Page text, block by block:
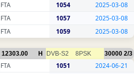
FTA 1054
2025-03-08
FTA 1057
2025-03-08
FTA 1059 2025-03-08
12303.00 H DVB-S2 8PSK 30000 2/3
FTA 1051
2024-06-21